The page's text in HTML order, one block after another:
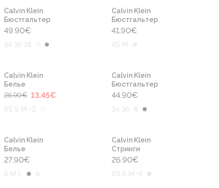
Calvin Klein
Бюстгальтер
49.90€
34 36 38
Calvin Klein
Бюстгальтер
41.90€
XS M
-50%
Calvin Klein
Белье
26.90€ 13.45€
XS S M +2
Calvin Klein
Бюстгальтер
44.90€
34 36
Calvin Klein
Белье
27.90€
S M L
Calvin Klein
Cтринги
26.90€
XS S M +1